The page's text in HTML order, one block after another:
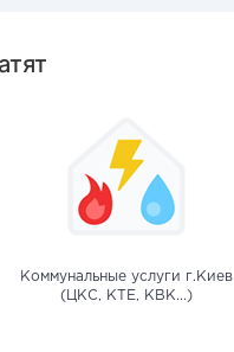
Коммунальные услуги г.Киев
(ЦКС, КТЕ, КВК...)